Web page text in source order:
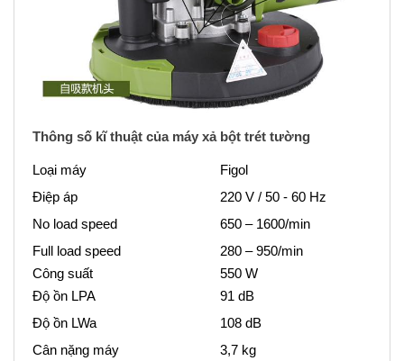
Thông số kĩ thuật của máy xả bột trét tường
Loại máy
Figol
Điệp áp
220 V / 50 - 60 Hz
No load speed
650 – 1600/min
Full load speed
280 – 950/min
Công suất
550 W
Độ ồn LPA
91 dB
Độ ồn LWa
108 dB
Cân nặng máy
3,7 kg